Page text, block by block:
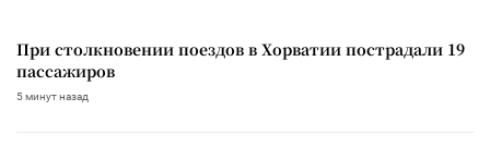
При столкновении поездов в Хорватии пострадали 19
пассажиров
5 минут назад